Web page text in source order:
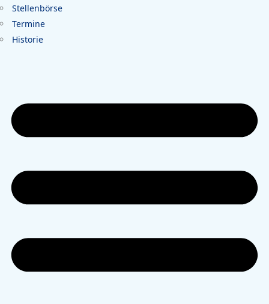
Stellenbörse
Termine
Historie